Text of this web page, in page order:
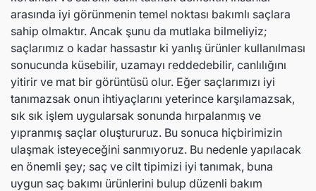
arasında iyi görünmenin temel noktası bakımlı saçlara
sahip olmaktır. Ancak şunu da mutlaka bilmeliyiz;
saçlarımız o kadar hassastır ki yanlış ürünler kullanılması
sonucunda küsebilir, uzamayı reddedebilir, canlılığını
yitirir ve mat bir görüntüsü olur. Eğer saçlarımızı iyi
tanımazsak onun ihtiyaçlarını yeterince karşılamazsak,
sık sık işlem uygularsak sonunda hırpalanmış ve
yıpranmış saçlar oluştururuz. Bu sonuca hiçbirimizin
ulaşmak isteyeceğini sanmıyoruz. Bu nedenle yapılacak
en önemli şey; saç ve cilt tipimizi iyi tanımak, buna
uygun saç bakımı ürünlerini bulup düzenli bakım
Allure Pink Lip Cheek Eye
Normal fiyat
2,380.00 TL
İndirimli fiyat
1,666.00 TL
Angela's Curve
Serumu
Normal fiyat
1,785.71 TL